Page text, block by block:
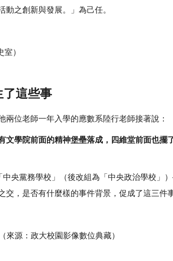
之創新與發展。」為己任。
）
了這些事
兩位老師一年入學的應數系陸行老師接著說：
文學院前面的精神堡壘落成，四維堂前面也
央黨務學校」（後改組為「中央政治學校」
交，是否有什麼樣的事件背景，促成了這三件
來源：政大校園影像數位典藏）